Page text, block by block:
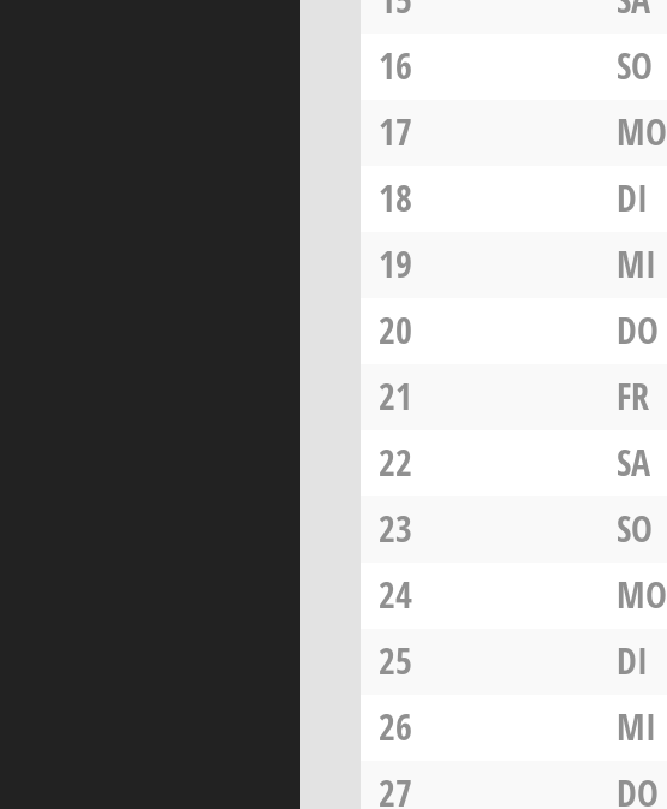
16
SO
17
MO
18
DI
19
MI
20
DO
21
FR
22
SA
23
SO
24
MO
25
DI
26
MI
27
DO